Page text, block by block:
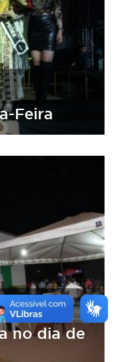
Feira
no dia de